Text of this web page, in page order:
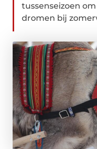
tussenseizoen
dromen bij